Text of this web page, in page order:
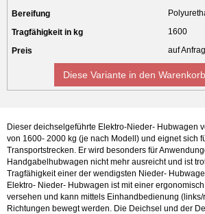
1600
auf
Diese Variante in den
Dieser deichselgeführte Elektro-Nieder- Hubwagen
von 1600- 2000 kg (je nach Modell) und eignet sich
Transportstrecken. Er wird besonders für
Handgabelhubwagen nicht mehr ausreicht und ist
Tragfähigkeit einer der wendigsten Nieder-
Elektro- Nieder- Hubwagen ist mit einer
versehen und kann mittels Einhandbedienung
Richtungen bewegt werden. Die Deichsel und der